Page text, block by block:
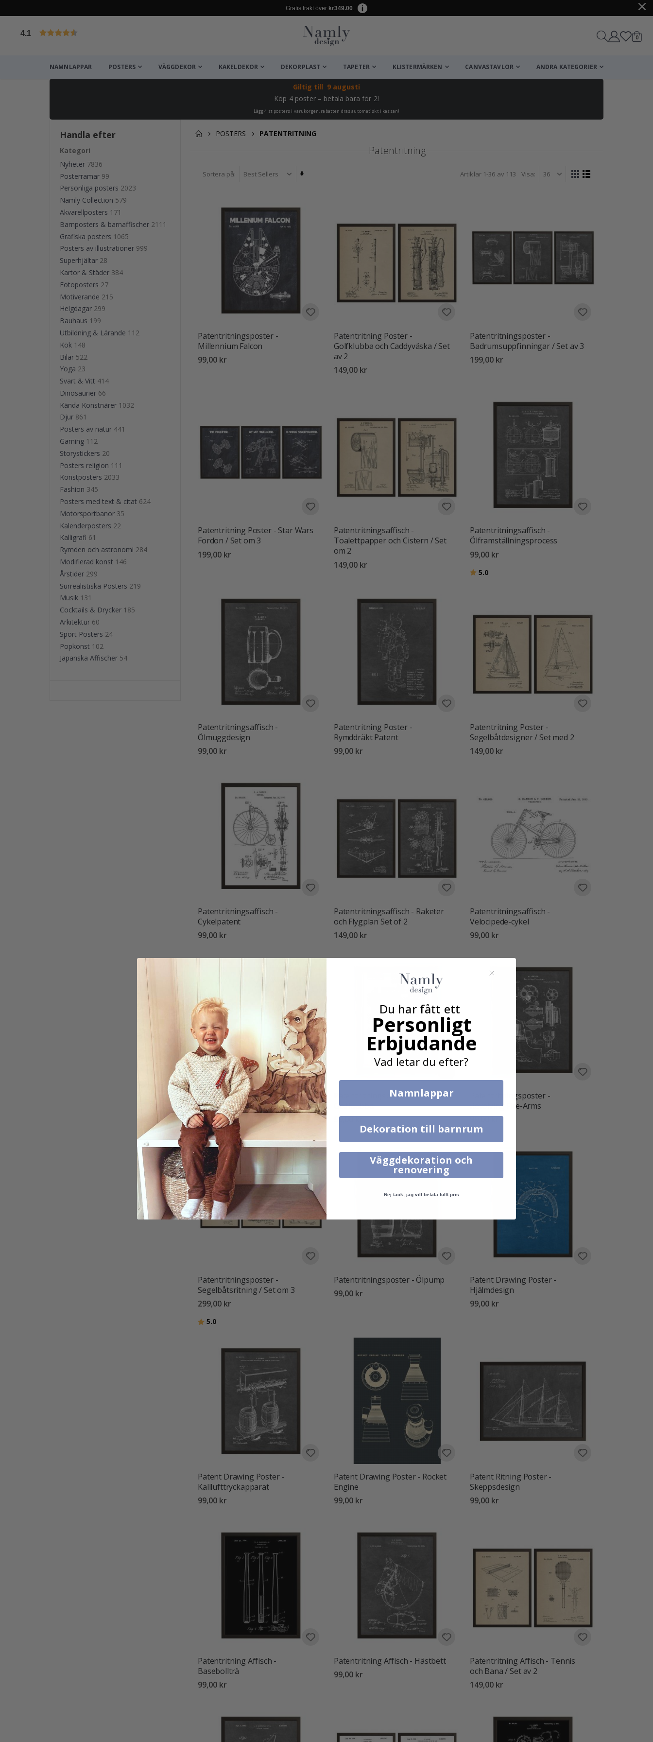
Gratis frakt över kr349.00.
4.1 0
NAMNLAPPAR POSTERS VÄGGDEKOR KAKELDEKOR DEKORPLAST TAPETER KLISTERMÄRKEN CANVASTAVLOR ANDRA KATEGORIER
Giltig till 9 augusti
Köp 4 poster – betala bara för 2!
Lägg 4 st posters i varukorgen, rabatten dras automatiskt i kassan!
POSTERS PATENTRITNING
Patentritning
Sortera på Artiklar 1-36 av 113 Visa
Visa
Rutnät
Listvy
Patentritningsposter -
Millennium Falcon
99,00 kr
Patentritning Poster -
Golfklubba och Caddyväska / Set
av 2
149,00 kr
Patentritningsposter -
Badrumsuppfinningar / Set av 3
199,00 kr
Patentritning Poster - Star Wars
Fordon / Set om 3
199,00 kr
Patentritningsaffisch -
Toalettpapper och Cistern / Set
om 2
149,00 kr
Patentritningsaffisch -
Ölframställningsprocess
99,00 kr
Betyg:
5.0utav 5 stjärnor
Patentritningsaffisch -
Ölmuggdesign
99,00 kr
Patentritning Poster -
Rymddräkt Patent
99,00 kr
Patentritning Poster -
Segelbåtdesigner / Set med 2
149,00 kr
Patentritningsaffisch -
Cykelpatent
99,00 kr
Patentritningsaffisch - Raketer
och Flygplan Set of 2
149,00 kr
Patentritningsaffisch -
Velocipede-cykel
99,00 kr
Patentritningsposter - Cistern
för vattenklosetter
99,00 kr
Patentritningsposter -
Golfklubba
99,00 kr
Patentritningsposter -
Revolving Fire-Arms
99,00 kr
Patentritningsposter -
Segelbåtsritning / Set om 3
299,00 kr
Betyg:
5.0
Patentritningsposter - Ölpump
99,00 kr
Patent Drawing Poster -
Hjälmdesign
99,00 kr
Patent Drawing Poster -
Kalllufttryckapparat
99,00 kr
Patent Drawing Poster - Rocket
Engine
99,00 kr
Patent Ritning Poster -
Skeppsdesign
99,00 kr
Patentritning Affisch -
Basebollträ
99,00 kr
Patentritning Affisch - Hästbett
99,00 kr
Patentritning Affisch - Tennis
och Bana / Set av 2
149,00 kr
Handla efter
Kategori
Nyheter 7836
Posterramar 99
Personliga posters 2023
Namly Collection 579
Akvarellposters 171
Barnposters & barnaffischer 2111
Grafiska posters 1065
Posters av illustrationer 999
Superhjältar 28
Kartor & Städer 384
Fotoposters 27
Motiverande 215
Helgdagar 299
Bauhaus 199
Utbildning & Lärande 112
Kök 148
Bilar 522
Yoga 23
Svart & Vitt 414
Dinosaurier 66
Kända Konstnärer 1032
Djur 861
Posters av natur 441
Gaming 112
Storystickers 20
Posters religion 111
Konstposters 2033
Fashion 345
Posters med text & citat 624
Motorsportbanor 35
Kalenderposters 22
Kalligrafi 61
Rymden och astronomi 284
Modifierad konst 146
Årstider 299
Surrealistiska Posters 219
Musik 131
Cocktails & Drycker 185
Arkitektur 60
Sport Posters 24
Popkonst 102
Japanska Affischer 54
Du har fått ett
Personligt
Erbjudande
Vad letar du efter?
Namnlappar
Dekoration till barnrum
Väggdekoration och
renovering
Nej tack, jag vill betala fullt pris